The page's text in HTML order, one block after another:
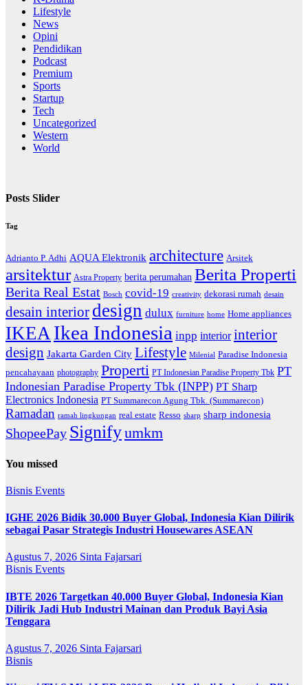
Lifestyle
News
Opini
Pendidikan
Podcast
Premium
Sports
Startup
Tech
Uncategorized
Western
World
Posts Slider
Tag
Adrianto P. Adhi AQUA Elektronik architecture Arsitek
arsitektur Astra Property berita perumahan Berita Properti
Berita Real Estat Bosch covid-19 creativity dekorasi rumah desain
desain interior design dulux furniture home Home appliances
IKEAIkea Indonesia inpp interior interior
design Jakarta Garden City Lifestyle Milenial Paradise Indonesia
pencahayaan photography Properti PT Indonesian Paradise Property Tbk PT
Indonesian Paradise Property Tbk (INPP) PT Sharp
Electronics Indonesia PT Summarecon Agung Tbk. (Summarecon)
Ramadan ramah lingkungan real estate Resso sharp sharp indonesia
ShopeePay Signifyumkm
You missed
Bisnis Events
IGHE 2026 Bidik 30.000 Buyer Global, Indonesia Kian Dilirik
sebagai Pasar Strategis Industri Housewares ASEAN
Agustus 7, 2026 Sinta Fajarsari
Bisnis Events
IBTE 2026 Targetkan 40.000 Buyer Global, Indonesia Kian
Dilirik Jadi Hub Industri Mainan dan Produk Bayi Asia
Tenggara
Agustus 7, 2026 Sinta Fajarsari
Bisnis